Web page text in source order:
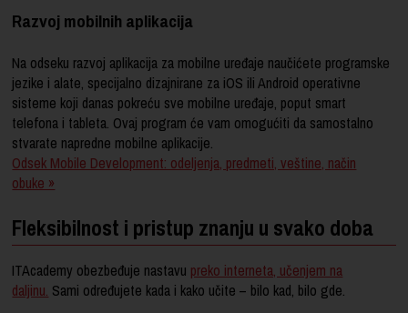
Razvoj mobilnih aplikacija
Na odseku razvoj aplikacija za mobilne uređaje naučićete programske
jezike i alate, specijalno dizajnirane za iOS ili Android operativne
sisteme koji danas pokreću sve mobilne uređaje, poput smart
telefona i tableta. Ovaj program će vam omogućiti da samostalno
stvarate napredne mobilne aplikacije.
Odsek Mobile Development: odeljenja, predmeti, veštine, način
obuke »
Fleksibilnost i pristup znanju u svako doba
ITAcademy obezbeđuje nastavu preko interneta, učenjem na
daljinu. Sami određujete kada i kako učite – bilo kad, bilo gde.